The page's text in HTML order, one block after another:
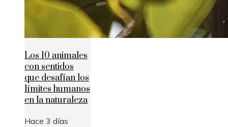
Los 10 animales
con sentidos
que desafían los
límites humanos
en la naturaleza
Hace 3 días